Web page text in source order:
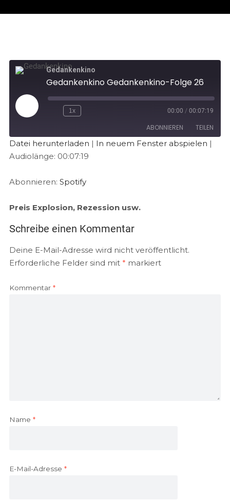
Gedankenkino
Gedankenkino Gedankenkino-Folge 26
1x 00:00 / 00:07:19
ABONNIEREN TEILEN
Spotify
TEILEN
LINK
Datei herunterladen | In neuem Fenster abspielen |
Audiolänge: 00:07:19
Abonnieren: Spotify
Preis Explosion, Rezession usw.
Schreibe einen Kommentar
Deine E-Mail-Adresse wird nicht veröffentlicht.
Erforderliche Felder sind mit * markiert
Kommentar *
Name *
E-Mail-Adresse *